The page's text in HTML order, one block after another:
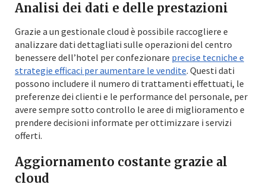
Analisi dei dati e delle prestazioni
Grazie a un gestionale cloud è possibile raccogliere e
analizzare dati dettagliati sulle operazioni del centro
benessere dell’hotel per confezionare precise tecniche e
strategie efficaci per aumentare le vendite. Questi dati
possono includere il numero di trattamenti effettuati, le
preferenze dei clienti e le performance del personale, per
avere sempre sotto controllo le aree di miglioramento e
prendere decisioni informate per ottimizzare i servizi
offerti.
Aggiornamento costante grazie al
cloud